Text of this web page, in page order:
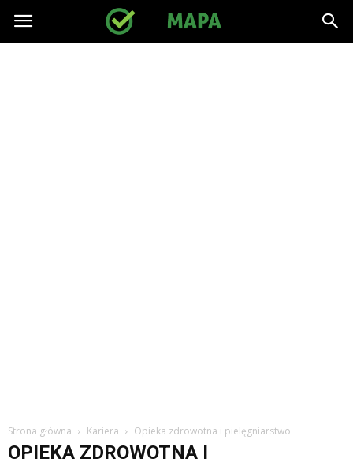
gpmapa.pl
Strona główna Kariera Opieka zdrowotna i pielęgniarstwo
OPIEKA ZDROWOTNA I